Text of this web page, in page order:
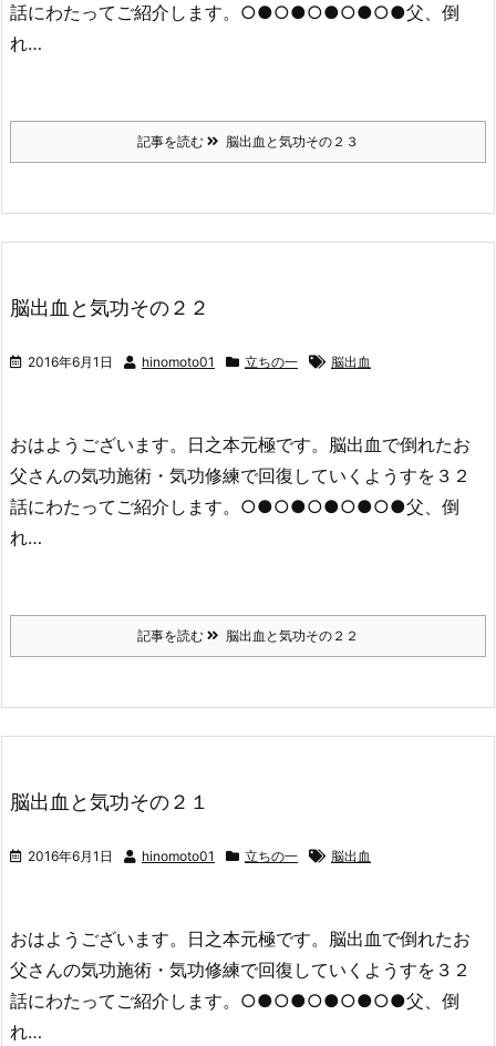
話にわたってご紹介します。○●○●○●○●○●父、倒
れ…
記事を読む 脳出血と気功その２３
脳出血と気功その２２
2016年6月1日 hinomoto01 立ちの一 脳出血
おはようございます。日之本元極です。脳出血で倒れたお
父さんの気功施術・気功修練で回復していくようすを３２
話にわたってご紹介します。○●○●○●○●○●父、倒
れ…
記事を読む 脳出血と気功その２２
脳出血と気功その２１
2016年6月1日 hinomoto01 立ちの一 脳出血
おはようございます。日之本元極です。脳出血で倒れたお
父さんの気功施術・気功修練で回復していくようすを３２
話にわたってご紹介します。○●○●○●○●○●父、倒
れ…